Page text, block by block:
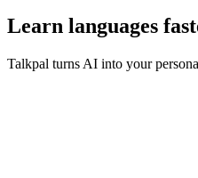
Learn languages
Talkpal turns AI into your